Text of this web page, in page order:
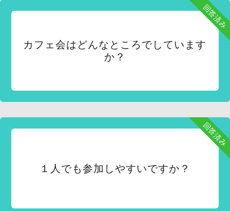
回答済み
カフェ会はどんなところでしています
か？
回答済み
１人でも参加しやすいですか？